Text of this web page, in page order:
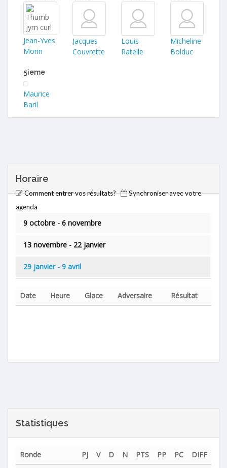
Jean-Yves
Morin
Jacques
Couvrette
Louis
Ratelle
Micheline
Bolduc
5ieme
Maurice
Baril
Horaire
Comment entrer vos résultats?
Synchroniser avec votre
agenda
9 octobre - 6 novembre
13 novembre - 22 janvier
29 janvier - 9 avril
Date Heure Glace Adversaire Résultat
Statistiques
Ronde PJ V D N PTS PP PC
DIFF